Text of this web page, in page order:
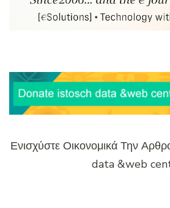
Ενισχύστε Οικονομικά Την
data &web